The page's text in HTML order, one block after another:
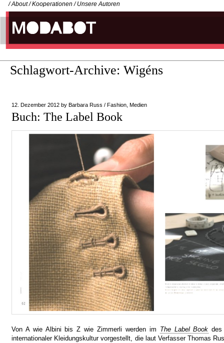
/ About / Kooperationen / Unsere Autoren
Schlagwort-Archive: Wigéns
12. Dezember 2012 by Barbara Russ / Fashion Medien
Buch: The Label Book
Von A wie Albini bis Z wie Zimmerli werden im The Label Book
internationaler Kleidungskultur vorgestellt, die laut Verfasser Thomas